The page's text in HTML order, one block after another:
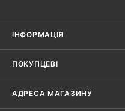
ІНФОРМАЦІЯ
ПОКУПЦЕВІ
АДРЕСА МАГАЗИНУ